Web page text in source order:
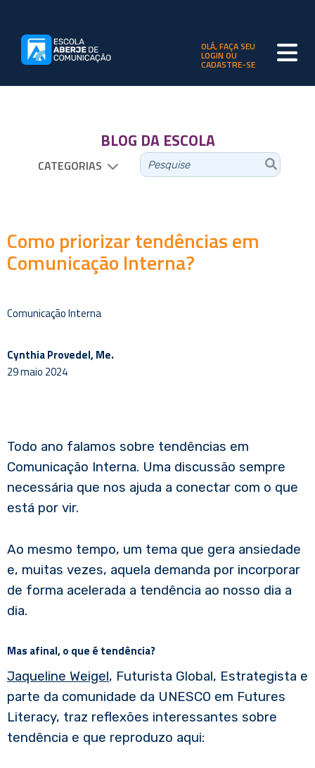
OLÁ, FAÇA SEU
LOGIN OU
CADASTRE-SE
BLOG DA ESCOLA
CATEGORIAS
Como priorizar tendências em
Comunicação Interna?
Comunicação Interna
Cynthia Provedel, Me.
29 maio 2024
Todo ano falamos sobre tendências em
Comunicação Interna. Uma discussão sempre
necessária que nos ajuda a conectar com o que
está por vir.
Ao mesmo tempo, um tema que gera ansiedade
e, muitas vezes, aquela demanda por incorporar
de forma acelerada a tendência ao nosso dia a
dia.
Mas afinal, o que é tendência?
Jaqueline Weigel, Futurista Global, Estrategista e
parte da comunidade da UNESCO em Futures
Literacy, traz reflexões interessantes sobre
tendência e que reproduzo aqui: